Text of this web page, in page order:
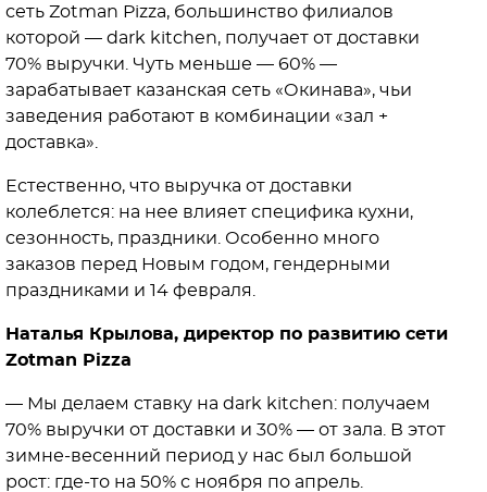
сеть Zotman Pizza, большинство филиалов
которой — dark kitchen, получает от доставки
70% выручки. Чуть меньше — 60% —
зарабатывает казанская сеть «Окинава», чьи
заведения работают в комбинации «зал +
доставка».
Естественно, что выручка от доставки
колеблется: на нее влияет специфика кухни,
сезонность, праздники. Особенно много
заказов перед Новым годом, гендерными
праздниками и 14 февраля.
Наталья Крылова, директор по развитию сети
Zotman Pizza
— Мы делаем ставку на dark kitchen: получаем
70% выручки от доставки и 30% — от зала. В этот
зимне-весенний период у нас был большой
рост: где-то на 50% с ноября по апрель.